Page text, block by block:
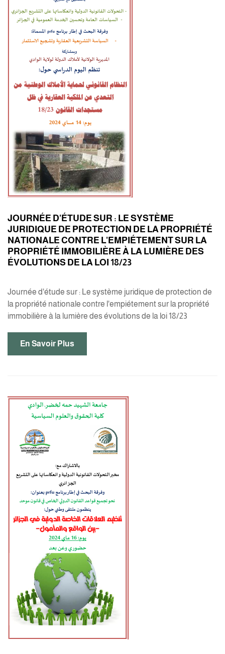
JOURNÉE D'ÉTUDE SUR : LE SYSTÈME
JURIDIQUE DE PROTECTION DE LA PROPRIÉTÉ
NATIONALE CONTRE L'EMPIÉTEMENT SUR LA
PROPRIÉTÉ IMMOBILIÈRE À LA LUMIÈRE DES
ÉVOLUTIONS DE LA LOI 18/23
Journée d'étude sur : Le système juridique de protection de
la propriété nationale contre l'empiétement sur la propriété
immobilière à la lumière des évolutions de la loi 18/23
En Savoir Plus